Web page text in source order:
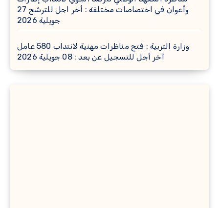
وأعوان في اختصاصات مختلفة : أخر اجل للترشح 27
جويلية 2026
وزارة التربية : فتح مناظرات مهنية لانتداب 580 عامل
آخر أجل للتسجيل عن بعد : 08 جويلية 2026